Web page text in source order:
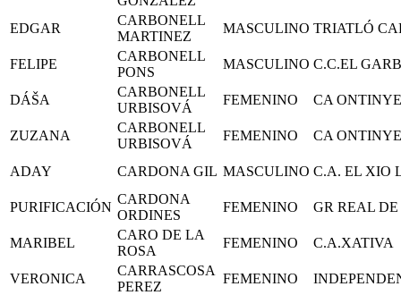
EDGAR
CARBONELL
MARTINEZ
MASCULINO TRIATLÓ
FELIPE
CARBONELL
PONS
MASCULINO C.C.EL
DÁŠA
CARBONELL
URBISOVÁ
FEMENINO CA
ZUZANA
CARBONELL
URBISOVÁ
FEMENINO CA
ADAY CARDONA GIL MASCULINO C.A. EL XIO
PURIFICACIÓN
CARDONA
ORDINES
FEMENINO GR REAL
MARIBEL
CARO DE LA
ROSA
FEMENINO C.A.XATIVA
VERONICA
CARRASCOSA
PEREZ
FEMENINO